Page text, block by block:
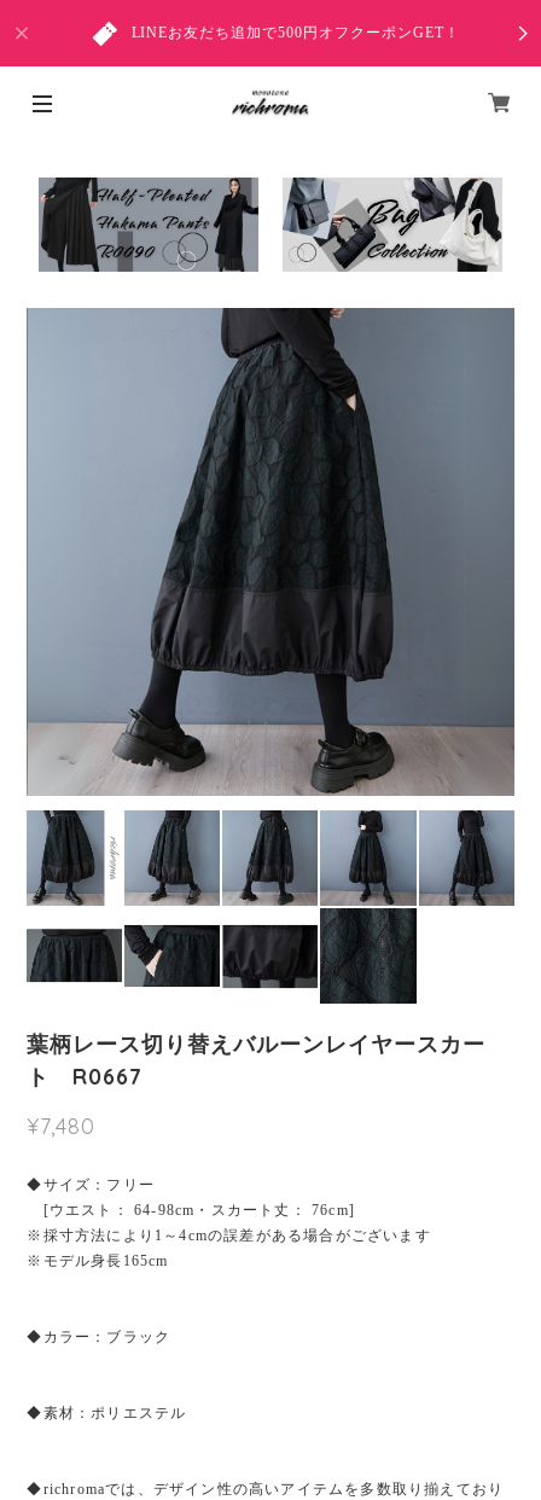
LINEお友だち追加で500円オフクーポンGET！
葉柄レース切り替えバルーンレイヤースカー
ト R0667
¥7,480
◆サイズ：フリー
[ウエスト： 64-98cm・スカート丈： 76cm]
※採寸方法により1～4cmの誤差がある場合がございます
※モデル身長165cm
◆カラー：ブラック
◆素材：ポリエステル
◆richromaでは、デザイン性の高いアイテムを多数取り揃えており